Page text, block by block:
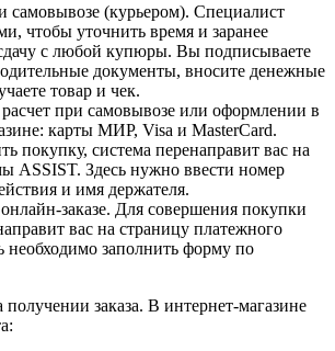
самовывозе (курьером). Специалист
чтобы уточнить время и заранее
с любой купюры. Вы подписываете
документы, вносите денежные
товар и чек.
при самовывозе или оформлении в
карты МИР, Visa и MasterCard.
покупку, система перенаправит вас на
ASSIST. Здесь нужно ввести номер
и имя держателя.
заказе. Для совершения покупки
вас на страницу платежного
необходимо заполнить форму по
заказа. В интернет-магазине